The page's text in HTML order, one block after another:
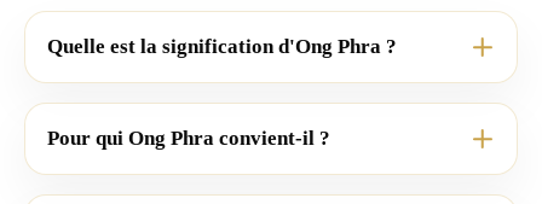
Quelle est la signification d'Ong Phra ?
Pour qui Ong Phra convient-il ?